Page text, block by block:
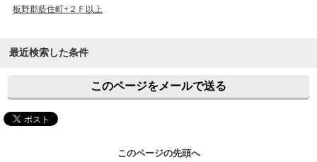
板野郡藍住町+２Ｆ以上
最近検索した条件
このページをメールで送る
このページの先頭へ